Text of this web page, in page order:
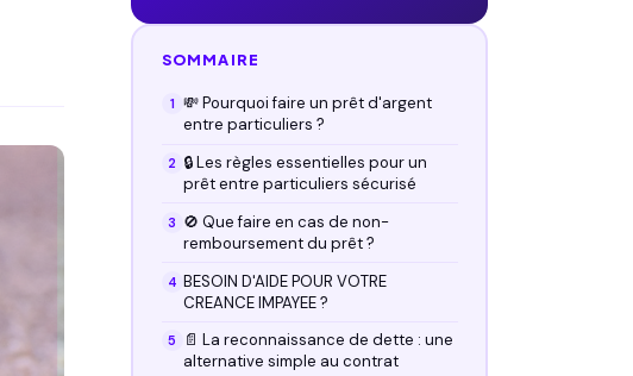
SOMMAIRE
💸 Pourquoi faire un prêt d'argent
entre particuliers ?
🔒 Les règles essentielles pour un
prêt entre particuliers sécurisé
🚫 Que faire en cas de non-
remboursement du prêt ?
BESOIN D'AIDE POUR VOTRE
CREANCE IMPAYEE ?
📄 La reconnaissance de dette : une
alternative simple au contrat